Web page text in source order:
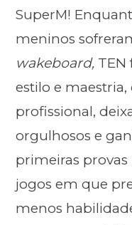
SuperM!
meninos
wakeboard,
estilo e
profissional,
orgulhosos e
primeiras provas
jogos em que
menos